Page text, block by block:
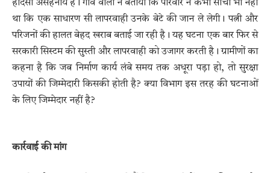
हादसा असहनीय है। गांव वालों ने बताया कि परिवार ने कभी सोचा भी नहीं
था कि एक साधारण सी लापरवाही उनके बेटे की जान ले लेगी। पत्नी और
परिजनों की हालत बेहद खराब बताई जा रही है। यह घटना एक बार फिर से
सरकारी सिस्टम की सुस्ती और लापरवाही को उजागर करती है। ग्रामीणों का
कहना है कि जब निर्माण कार्य लंबे समय तक अधूरा पड़ा हो, तो सुरक्षा
उपायों की जिम्मेदारी किसकी होती है? क्या विभाग इस तरह की घटनाओं
के लिए जिम्मेदार नहीं है?
कार्रवाई की मांग